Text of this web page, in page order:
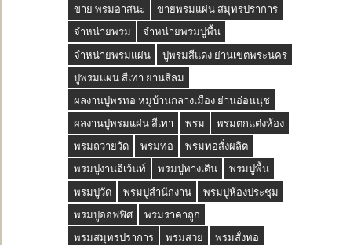
ขาย พรมอาสนะ
ขายพรมแผ่น สมุทรปราการ
จำหน่ายพรม
จำหน่ายพรมปูพื้น
จำหน่ายพรมแผ่น
ปูพรมสีแดง ย่านเขตพระนคร
ปูพรมแผ่น สีเทา ย่านสีลม
ผลงานปูพรทอ หมู่บ้านกลางเมือง ย่านอ่อนนุช
ผลงานปูพรมแผ่น สีเทา
พรม
พรมตกแต่งห้อง
พรมถวายวัด
พรมทอ
พรมทอสั่งผลิต
พรมปูงานอีเว้นท์
พรมปูทางเดิน
พรมปูพื้น
พรมปูวัด
พรมปูสำนักงาน
พรมปูห้องประชุม
พรมปูออฟฟิศ
พรมราคาถูก
พรมสมุทรปราการ
พรมสวย พรมสั่งทอ